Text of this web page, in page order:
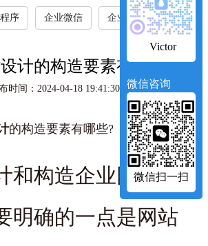
序 企业微信 企业新闻
计的构造要素有哪些?
间：2024-04-18 19:41:30 访问量：620
的构造要素有哪些?
和构造企业网站
明确的一点是网站
Victor
微信咨询
微信扫一扫